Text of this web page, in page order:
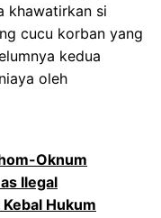
khawatirkan si
cucu korban yang
kedua
oleh
Oknum
Ilegal
Hukum